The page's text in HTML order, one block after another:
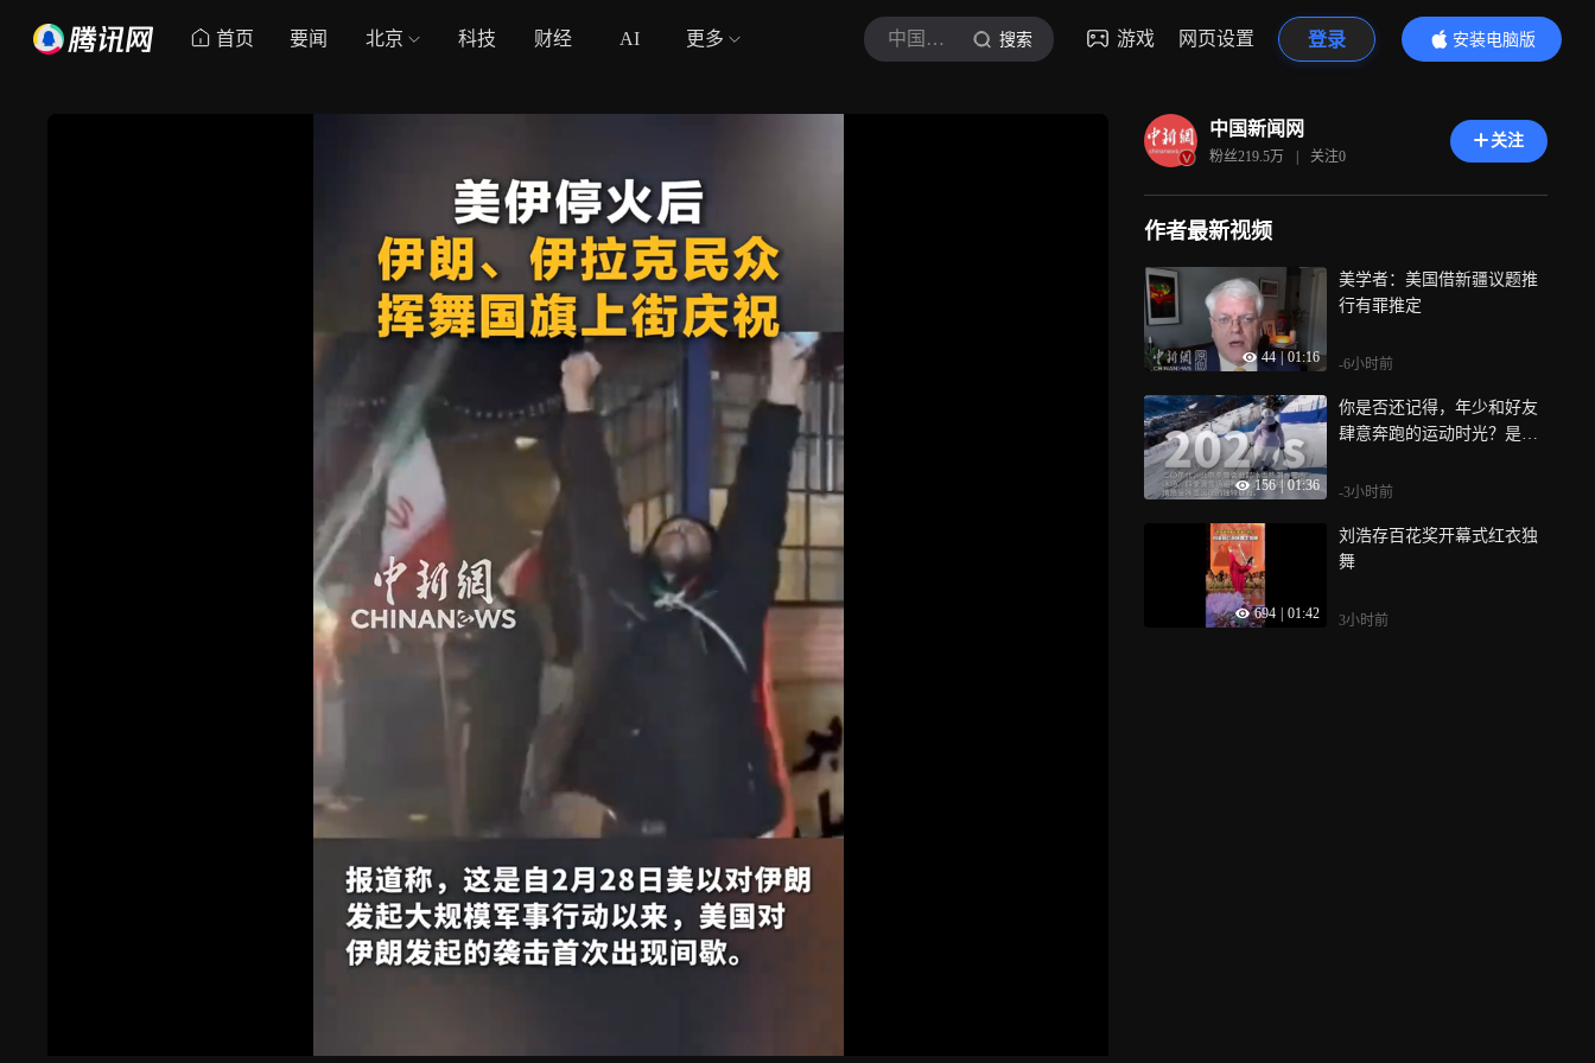
首页 要闻 北京 科技 财经 AI 更多 中国新闻网 搜索 游戏 网页设置 登录
安装电脑版
内容更精彩
中国新闻网
粉丝219.5万 | 关注0
关注
作者最新视频
44 | 01:16
美学者：美国借新疆议题推
行有罪推定
-6小时前
156 | 01:36
你是否还记得，年少和好友
肆意奔跑的运动时光？是否
能的健身生活？让我们跟随
民健身数十年变迁
-3小时前
694 01:42
刘浩存百花奖开幕式红衣独
舞
3小时前